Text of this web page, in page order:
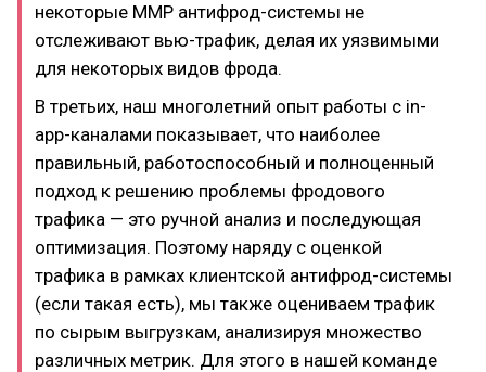
некоторые MMP антифрод-системы не
отслеживают вью-трафик, делая их уязвимыми
для некоторых видов фрода.
В третьих, наш многолетний опыт работы с in-
app-каналами показывает, что наиболее
правильный, работоспособный и полноценный
подход к решению проблемы фродового
трафика — это ручной анализ и последующая
оптимизация. Поэтому наряду с оценкой
трафика в рамках клиентской антифрод-системы
(если такая есть), мы также оцениваем трафик
по сырым выгрузкам, анализируя множество
различных метрик. Для этого в нашей команде